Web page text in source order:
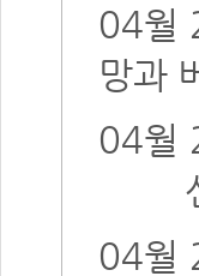
04월
망과
04월
04월